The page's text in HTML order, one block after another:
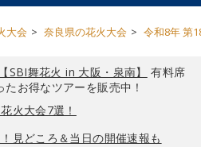
大会 奈良県の花火大会 令和8年 第
【SBI舞花火 in 大阪・泉南】
有料席
お得なツアーを販売中！
火大会7選！
見どころ＆当日の開催速報も